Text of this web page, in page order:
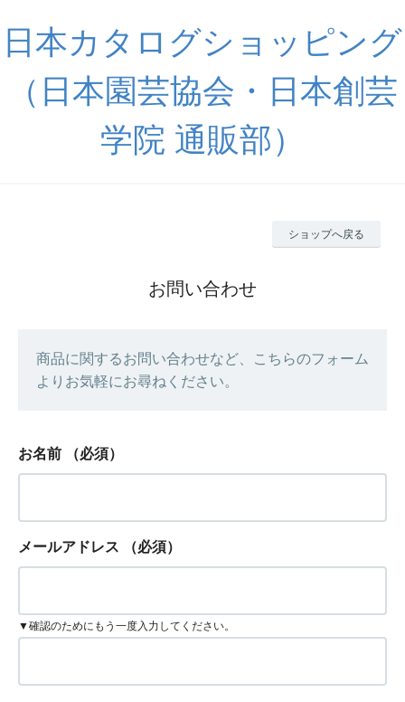
日本カタログショッピング
（日本園芸協会・日本創芸
学院 通販部）
ショップへ戻る
お問い合わせ
商品に関するお問い合わせなど、こちらのフォーム
よりお気軽にお尋ねください。
お名前 （必須）
メールアドレス （必須）
▼確認のためにもう一度入力してください。